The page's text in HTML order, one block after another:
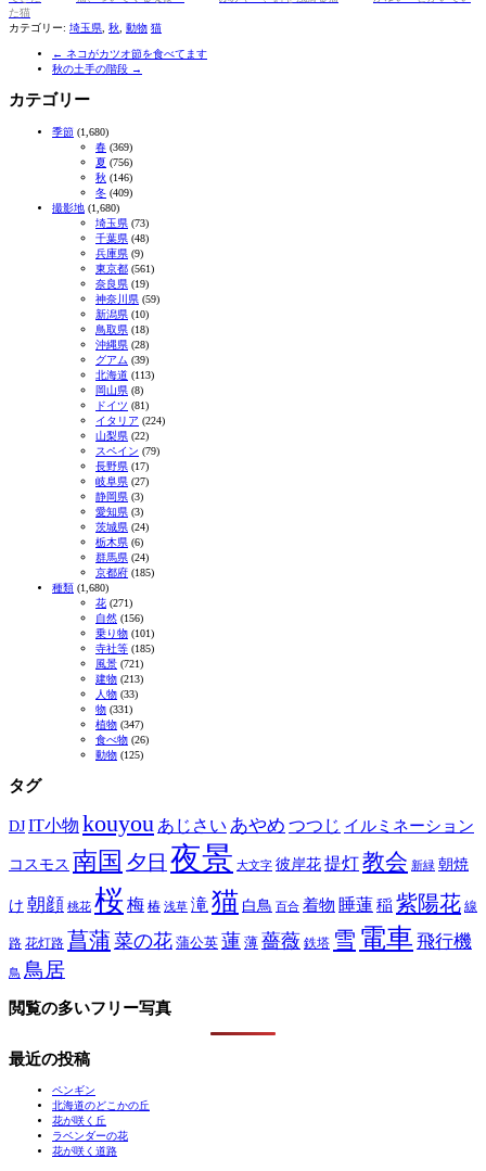
た猫
カテゴリー: 埼玉県 秋 動物 猫
← ネコがカツオ節を食べてます
秋の土手の階段 →
カテゴリー
季節 (1,680)
春 (369)
夏 (756)
秋 (146)
冬 (409)
撮影地 (1,680)
埼玉県 (73)
千葉県 (48)
兵庫県 (9)
東京都 (561)
奈良県 (19)
神奈川県 (59)
新潟県 (10)
鳥取県 (18)
沖縄県 (28)
グアム (39)
北海道 (113)
岡山県 (8)
ドイツ (81)
イタリア (224)
山梨県 (22)
スペイン (79)
長野県 (17)
岐阜県 (27)
静岡県 (3)
愛知県 (3)
茨城県 (24)
栃木県 (6)
群馬県 (24)
京都府 (185)
種類 (1,680)
花 (271)
自然 (156)
乗り物 (101)
寺社等 (185)
風景 (721)
建物 (213)
人物 (33)
物 (331)
植物 (347)
食べ物 (26)
動物 (125)
タグ
DJIT小物 kouyou あじさい あやめ つつじ イルミネーション
コスモス 南国 夕日 夜景 大文字 彼岸花提灯教会 新緑 朝焼
け 朝顔 桃花 桜 梅 椿 浅草 滝猫 白鳥 百合 着物 睡蓮 稲紫陽花 線
路 花灯路 菖蒲 菜の花 蒲公英 蓮 薄 薔薇 鉄塔 雪 電車 飛行機
鳥 鳥居
閲覧の多いフリー写真
最近の投稿
ペンギン
北海道のどこかの丘
花が咲く丘
ラベンダーの花
花が咲く道路